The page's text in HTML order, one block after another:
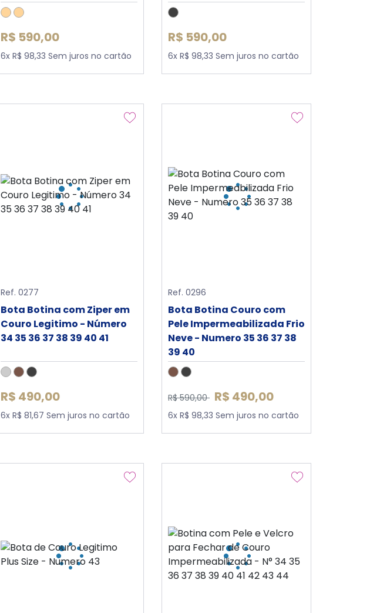
R$ 590,00
6x R$ 98,33 Sem juros no cartão
R$ 590,00
6x R$ 98,33 Sem juros no cartão
Ref. 0277
Bota Botina com Ziper em
Couro Legitimo - Número
34 35 36 37 38 39 40 41
R$ 490,00
6x R$ 81,67 Sem juros no cartão
Ref. 0296
Bota Botina Couro com
Pele Impermeabilizada Frio
Neve - Numero 35 36 37 38
39 40
R$ 590,00 R$ 490,00
6x R$ 98,33 Sem juros no cartão